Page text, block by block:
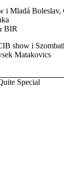
i Mladá Boleslav,
BIR
show i
Matakovics